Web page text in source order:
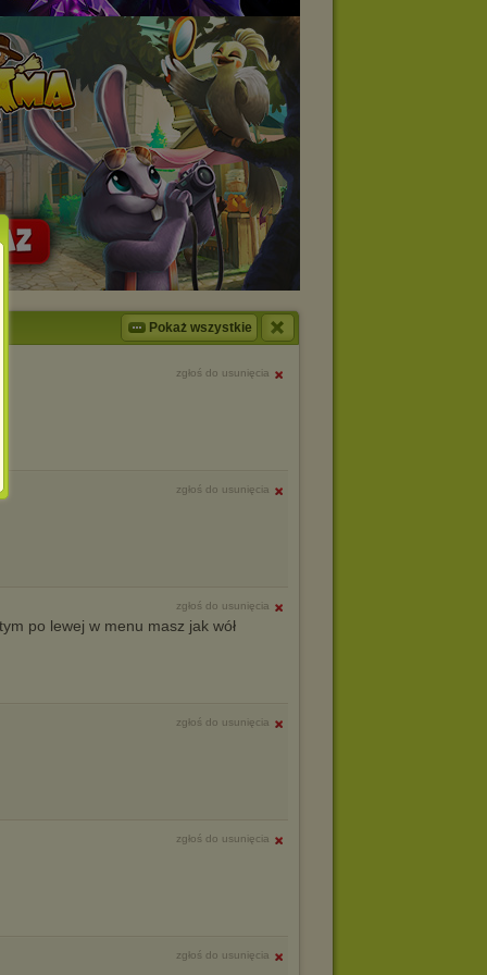
Pokaż wszystkie
zgłoś do usunięcia
zgłoś do usunięcia
zgłoś do usunięcia
po lewej w menu masz jak wół
zgłoś do usunięcia
zgłoś do usunięcia
zgłoś do usunięcia